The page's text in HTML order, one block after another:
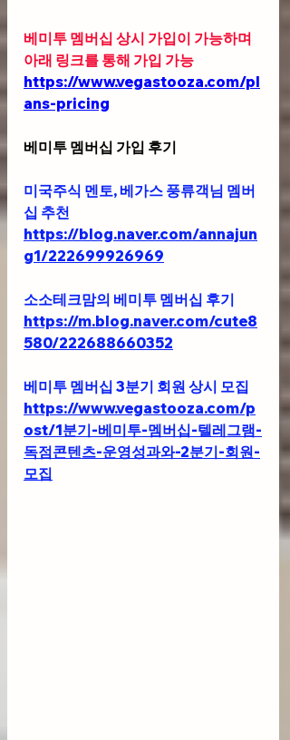
베미투 멤버십 상시 가입이 가능하며
아래 링크를 통해 가입 가능
https://www.vegastooza.com/pl
ans-pricing
베미투 멤버십 가입 후기
미국주식 멘토, 베가스 풍류객님 멤버
십 추천
https://blog.naver.com/annajun
g1/222699926969
소소테크맘의 베미투 멤버십 후기
https://m.blog.naver.com/cute8
580/222688660352
베미투 멤버십 3분기 회원 상시 모집
https://www.vegastooza.com/p
ost/1분기-베미투-멤버십-텔레그램-
독점콘텐츠-운영성과와-2분기-회원-
모집